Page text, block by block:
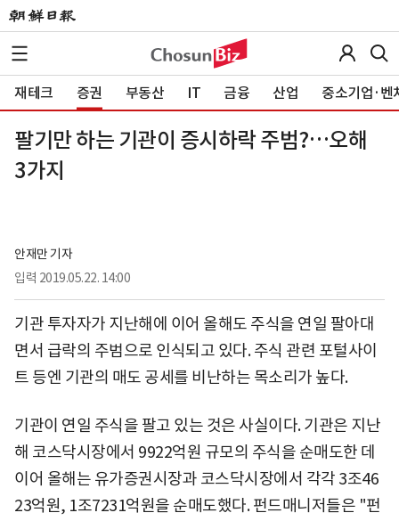
재테크 증권 부동산 IT 금융 산업 중소기업·벤
팔기만 하는 기관이 증시하락 주범?…오해
3가지
안재만 기자
입력 2019.05.22. 14:00
기관 투자자가 지난해에 이어 올해도 주식을 연일 팔아대
면서 급락의 주범으로 인식되고 있다. 주식 관련 포털사이
트 등엔 기관의 매도 공세를 비난하는 목소리가 높다.
기관이 연일 주식을 팔고 있는 것은 사실이다. 기관은 지난
해 코스닥시장에서 9922억원 규모의 주식을 순매도한 데
이어 올해는 유가증권시장과 코스닥시장에서 각각 3조46
23억원, 1조7231억원을 순매도했다. 펀드매니저들은 "펀